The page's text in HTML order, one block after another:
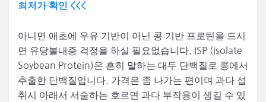
최저가 확인 <<<
아니면 애초에 우유 기반이 아닌 콩 기반 프로틴을 드시
면 유당불내증 걱정을 하실 필요없습니다. ISP (Isolate
Soybean Protein)은 흔히 말하는 대두 단백질로 콩에서
추출한 단백질입니다. 가격은 좀 나가는 편이며 과다 섭
취시 아래서 서술하는 호르면 과다 부작용이 생길 수 있